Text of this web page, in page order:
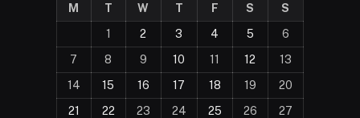
M T W T F S
S
1
2 3 4 5
6
7
8 9 10 11 12
13
14
15 16 17 18 19
20
21
22 23 24 25 26
27